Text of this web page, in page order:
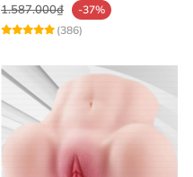
1.587.000₫
-37%
(386)